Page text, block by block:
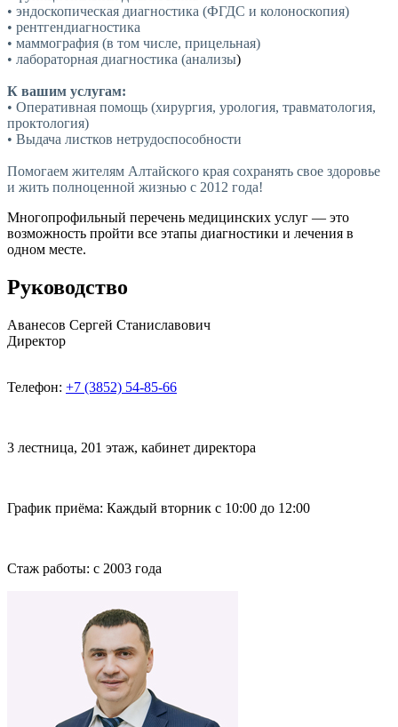
• эндоскопическая диагностика (ФГДС и колоноскопия)
• рентгендиагностика
• маммография (в том числе, прицельная)
• лабораторная диагностика (анализы)
К вашим услугам:
• Оперативная помощь (хирургия, урология, травматология,
проктология)
• Выдача листков нетрудоспособности
Помогаем жителям Алтайского края сохранять свое здоровье
и жить полноценной жизнью c 2012 года!
Многопрофильный перечень медицинских услуг — это
возможность пройти все этапы диагностики и лечения в
одном месте.
Руководство
Аванесов Сергей Станиславович
Директор
Телефон: +7 (3852) 54-85-66
3 лестница, 201 этаж, кабинет директора
График приёма: Каждый вторник с 10:00 до 12:00
Стаж работы: с 2003 года